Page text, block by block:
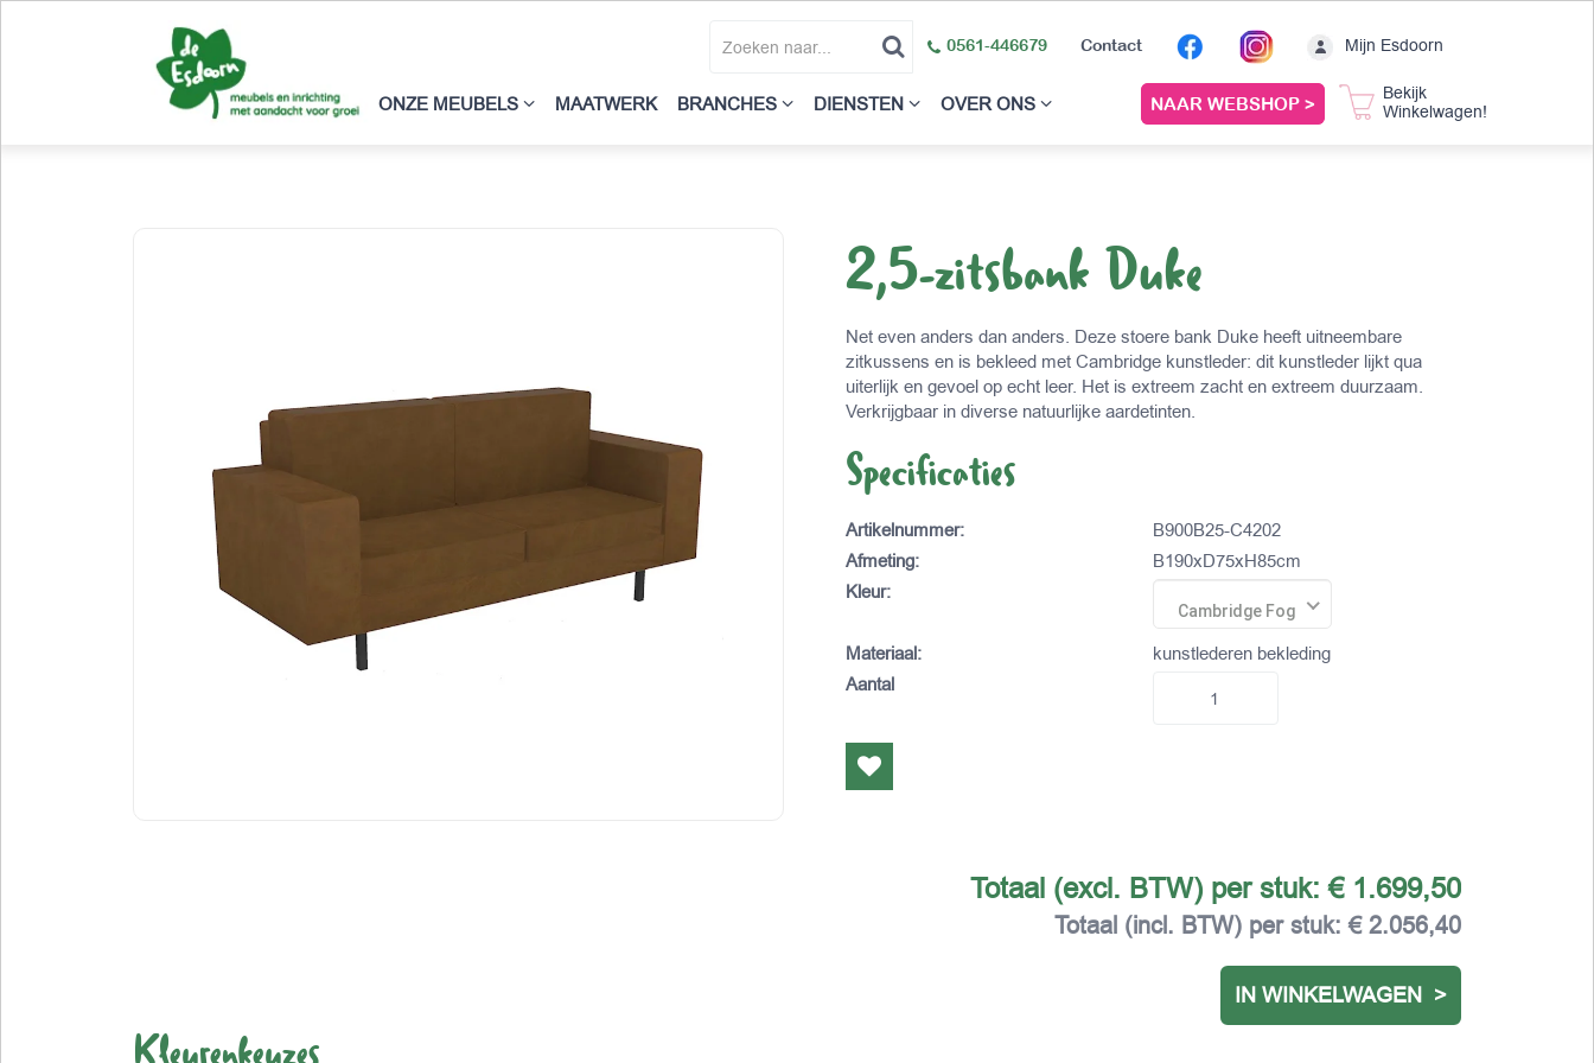
0561-446679 Contact Mijn Esdoorn
ONZE MEUBELS MAATWERK BRANCHES DIENSTEN OVER ONS NAAR WEBSHOP >
Bekijk
Winkelwagen!
2,5-zitsbank Duke
Net even anders dan anders. Deze stoere bank Duke heeft uitneembare
zitkussens en is bekleed met Cambridge kunstleder: dit kunstleder lijkt qua
uiterlijk en gevoel op echt leer. Het is extreem zacht en extreem duurzaam.
Verkrijgbaar in diverse natuurlijke aardetinten.
Specificaties
Artikelnummer:
B900B25-C4202
Afmeting:
B190xD75xH85cm
Kleur:
Cambridge Fog
Materiaal:
kunstlederen bekleding
Aantal
Totaal (excl. BTW) per stuk:€ 1.699,50
Totaal (incl. BTW) per stuk:€ 2.056,40
IN WINKELWAGEN >
Kleurenkeuzes